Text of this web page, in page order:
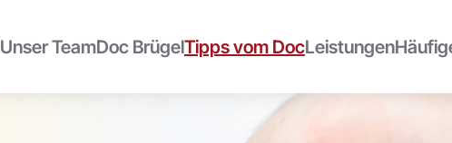
Unser TeamDoc BrügelTipps vom DocLeistungen